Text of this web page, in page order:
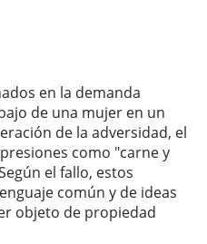
en la demanda
de una mujer en un
de la adversidad, el
como "carne y
el fallo, estos
común y de ideas
objeto de propiedad